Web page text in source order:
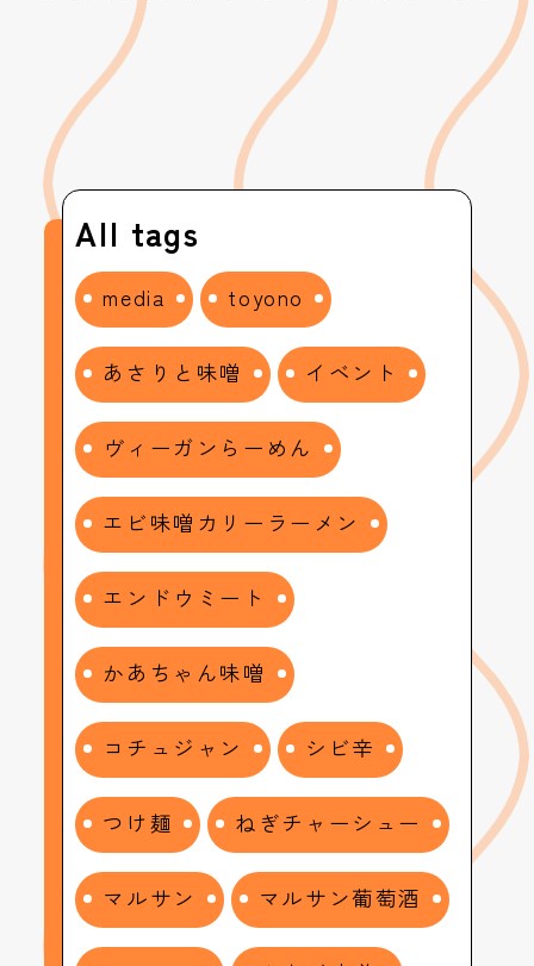
All tags
media toyono
あさりと味噌 イベント
ヴィーガンらーめん
エビ味噌カリーラーメン
エンドウミート
かあちゃん味噌
コチュジャン シビ辛
つけ麺 ねぎチャーシュー
マルサン マルサン葡萄酒